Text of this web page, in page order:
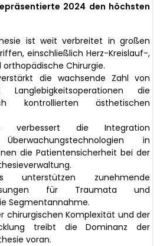
2024 den höchsten
ist weit verbreitet in großen
einschließlich Herz-Kreislauf-,
Chirurgie.
die wachsende Zahl von
die
kontrollierten ästhetischen
verbessert die Integration
in
die Patientensicherheit bei der
unterstützen zunehmende
für Traumata und
Segmentannahme.
chirurgischen Komplexität und der
treibt die Dominanz der
voran.